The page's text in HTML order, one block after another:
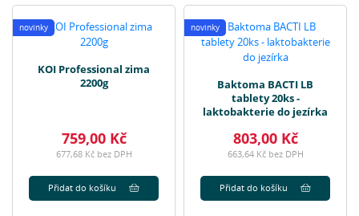
novinky
KOI Professional zima
2200g
759,00 Kč
677,68 Kč bez DPH
Přidat do košíku
novinky
Baktoma BACTI LB
tablety 20ks -
laktobakterie do jezírka
803,00 Kč
663,64 Kč bez DPH
Přidat do košíku